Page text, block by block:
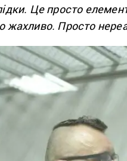
Це просто
жахливо. Просто